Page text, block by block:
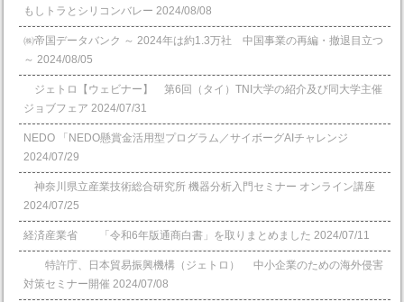
もしトラとシリコンバレー 2024/08/08
㈱帝国データバンク ～ 2024年は約1.3万社 中国事業の再編・撤退目立つ
～ 2024/08/05
ジェトロ【ウェビナー】 第6回（タイ）TNI大学の紹介及び同大学主催
ジョブフェア 2024/07/31
NEDO 「NEDO懸賞⾦活⽤型プログラム／サイボーグAIチャレンジ
2024/07/29
神奈川県立産業技術総合研究所 機器分析入門セミナー オンライン講座
2024/07/25
経済産業省 「令和6年版通商白書」を取りまとめました 2024/07/11
特許庁、日本貿易振興機構（ジェトロ） 中小企業のための海外侵害
対策セミナー開催 2024/07/08